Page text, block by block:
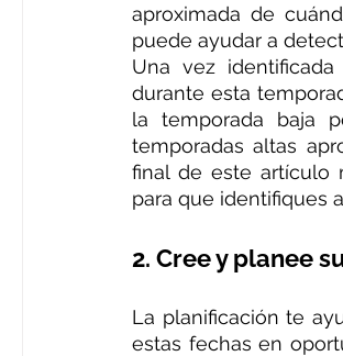
aproximada de
puede ayudar a
Una vez
durante esta
la temporada baja
temporadas altas
final de este artículo
para que identifiques
2. Cree y planee
La planificación te
estas fechas en